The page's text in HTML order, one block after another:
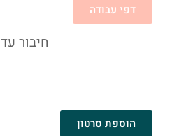
דפי עבודה
חיבור עד 10
הוספת סרטון